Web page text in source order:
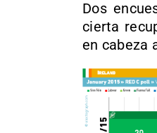
Dos
cierta
en cabeza